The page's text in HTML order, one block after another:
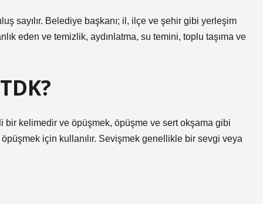
sayılır. Belediye başkanı; il, ilçe ve şehir gibi yerleşim
eden ve temizlik, aydınlatma, su temini, toplu taşıma ve
bir kelimedir ve öpüşmek, öpüşme ve sert okşama gibi
için kullanılır. Sevişmek genellikle bir sevgi veya